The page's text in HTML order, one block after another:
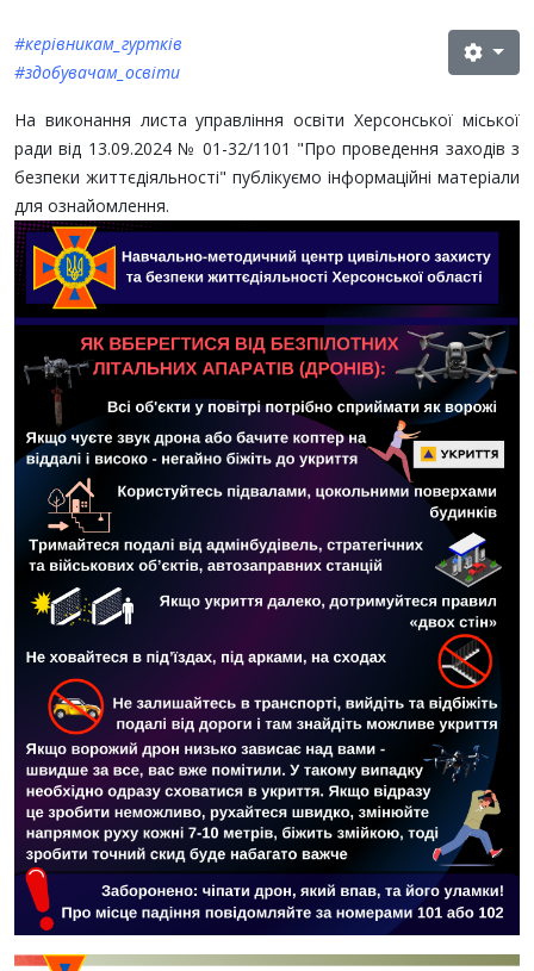
#керівникам_гуртків
#здобувачам_освіти
На виконання листа управління освіти Херсонської міської
ради від 13.09.2024 № 01-32/1101 "Про проведення заходів з
безпеки життєдіяльності" публікуємо інформаційні матеріали
для ознайомлення.